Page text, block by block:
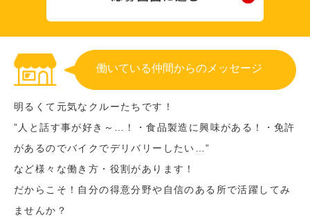
働いている仲間からのメッセージ
明るくて元気なクルーたちです！
”人と話す事が好き～…！・食品製造に興味がある！・免許
があるのでバイクでデリバリーしたい…”
など様々な働き方・役割があります！
だからこそ！自分の得意分野や自信のある所で活躍してみ
ませんか？